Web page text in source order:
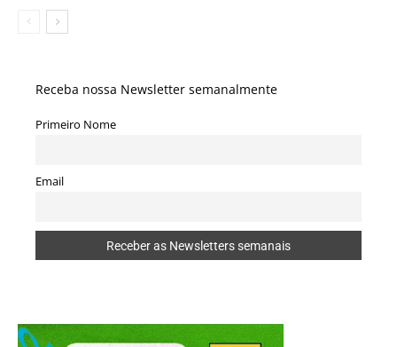
Receba nossa Newsletter semanalmente
Primeiro Nome
Email